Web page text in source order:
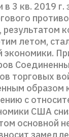
3 кв. 2019 г.
летом,
торговых
образом
с
США
основной